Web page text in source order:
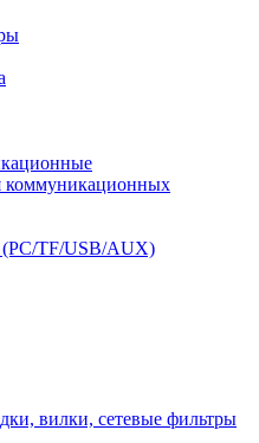
коммуникационных
(PC/TF/USB/AUX)
вилки, сетевые фильтры